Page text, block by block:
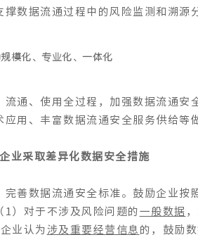
数据流通过程中的风险监测和溯源
模化、专业化、一体化
流通、使用全过程，加强数据流通
用、丰富数据流通安全服务供给等
业采取差异化数据安全措施
完善数据流通安全标准。鼓励企业
）对于不涉及风险问题的 一般数据
业认为 涉及重要经营信息 的，鼓励